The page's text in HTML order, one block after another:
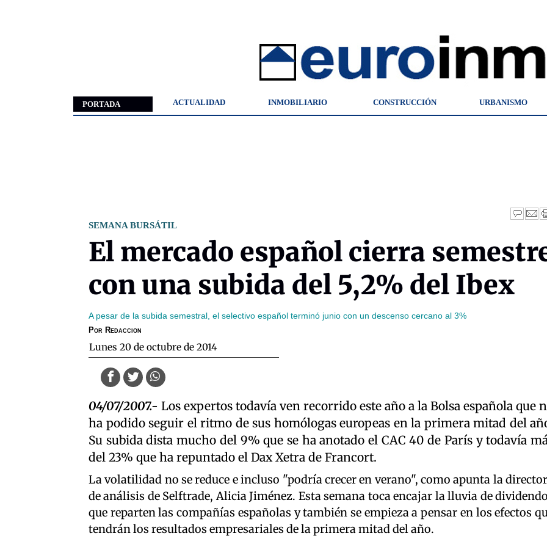
PORTADA ACTUALIDAD INMOBILIARIO CONSTRUCCIÓN URBANISMO
SEMANA BURSÁTIL
El mercado español cierra
con una subida del 5,2% del Ibex
A pesar de la subida semestral, el selectivo español terminó junio con un descenso cercano al 3%
Por Redaccion
lunes 20 de octubre de 2014
04/07/2007.- Los expertos todavía ven recorrido este año a la Bolsa española que
ha podido seguir el ritmo de sus homólogas europeas en la primera mitad del
Su subida dista mucho del 9% que se ha anotado el CAC 40 de París y todavía
del 23% que ha repuntado el Dax Xetra de Francort.
La volatilidad no se reduce e incluso "podría crecer en verano", como apunta la
de análisis de Selftrade, Alicia Jiménez. Esta semana toca encajar la lluvia de
que reparten las compañías españolas y también se empieza a pensar en los efectos
tendrán los resultados empresariales de la primera mitad del año.